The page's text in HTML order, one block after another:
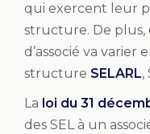
qui exercent leur
structure. De
d’associé va
structure SELARL,
La loi du 31
des SEL à un